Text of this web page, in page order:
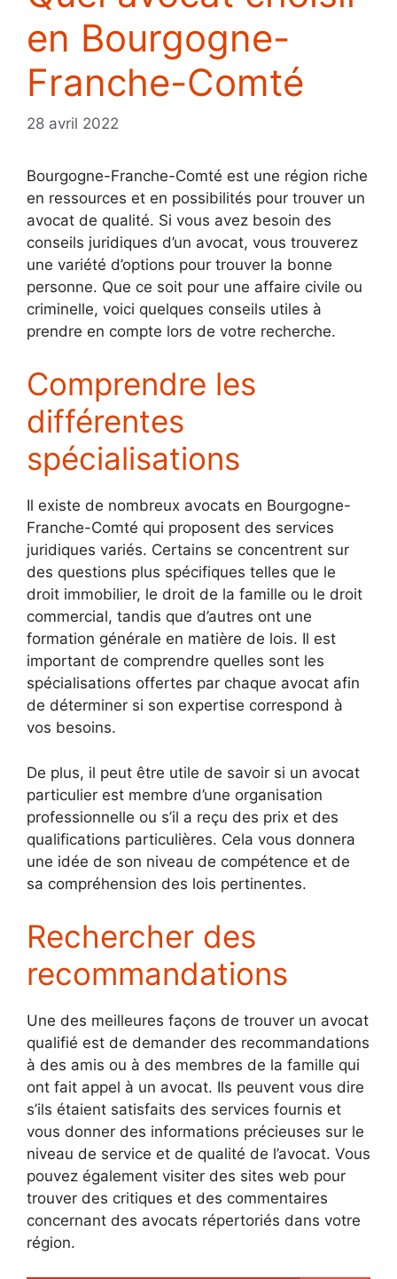
en Bourgogne-
Franche-Comté
28 avril 2022
Bourgogne-Franche-Comté est une région riche
en ressources et en possibilités pour trouver un
avocat de qualité. Si vous avez besoin des
conseils juridiques d’un avocat, vous trouverez
une variété d’options pour trouver la bonne
personne. Que ce soit pour une affaire civile ou
criminelle, voici quelques conseils utiles à
prendre en compte lors de votre recherche.
Comprendre les
différentes
spécialisations
Il existe de nombreux avocats en Bourgogne-
Franche-Comté qui proposent des services
juridiques variés. Certains se concentrent sur
des questions plus spécifiques telles que le
droit immobilier, le droit de la famille ou le droit
commercial, tandis que d’autres ont une
formation générale en matière de lois. Il est
important de comprendre quelles sont les
spécialisations offertes par chaque avocat afin
de déterminer si son expertise correspond à
vos besoins.
De plus, il peut être utile de savoir si un avocat
particulier est membre d’une organisation
professionnelle ou s’il a reçu des prix et des
qualifications particulières. Cela vous donnera
une idée de son niveau de compétence et de
sa compréhension des lois pertinentes.
Rechercher des
recommandations
Une des meilleures façons de trouver un avocat
qualifié est de demander des recommandations
à des amis ou à des membres de la famille qui
ont fait appel à un avocat. Ils peuvent vous dire
s’ils étaient satisfaits des services fournis et
vous donner des informations précieuses sur le
niveau de service et de qualité de l’avocat. Vous
pouvez également visiter des sites web pour
trouver des critiques et des commentaires
concernant des avocats répertoriés dans votre
région.